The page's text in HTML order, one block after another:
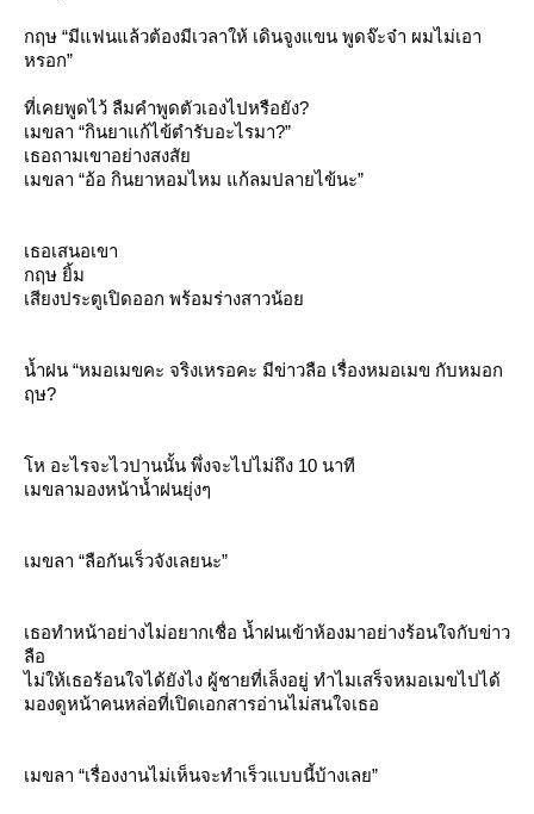
กฤษ “มีแฟนแล้วต้องมีเวลาให้ เดินจูงแขน พูดจ๊ะจ๋า ผมไม่เอา
หรอก”
ที่เคยพูดไว้ ลืมคำพูดตัวเองไปหรือยัง?
เมขลา “กินยาแก้ไข้ตำรับอะไรมา?”
เธอถามเขาอย่างสงสั
เมขลา “อ้อ กินยาหอมไหม แก้ลมปลายไข้นะ”
เธอเสนอเขา
กฤษ ยิ้ม
เสียงประตูเปิดออก พร้อมร่างสาวน้อ
น้ำฝน “หมอเมขคะ จริงเหรอคะ มีข่าวลือ เรื่องหมอเมข กับหมอก
ฤษ?
ห อะไรจะไวปานนั้น พึ่งจะไปไม่ถึง 10 นาที
เมขลามองหน้าน้ำฝนยุ่งๆ
เมขลา “ลือกันเร็วจังเลยนะ”
เธอทำหน้าอย่างไม่อยากเชื่อ น้ำฝนเข้าห้องมาอย่างร้อนใจกับข่าว
ลือ
ไม่ให้เธอร้อนใจได้ยังไง ผู้ชายที่เล็งอยู่ ทำไมเสร็จหมอเมขไปได้
มองดูหน้าคนหล่อที่เปิดเอกสารอ่านไม่สนใจเธอ
เมขลา “เรื่องงานไม่เห็นจะทำเร็วแบบนี้บ้างเลย”